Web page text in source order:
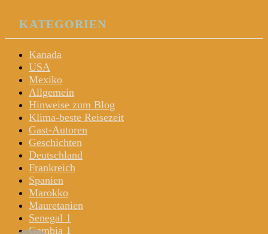
KATEGORIEN
Kanada
USA
Mexiko
Allgemein
Hinweise zum Blog
Klima-beste Reisezeit
Gast-Autoren
Geschichten
Deutschland
Frankreich
Spanien
Marokko
Mauretanien
Senegal 1
Gambia 1